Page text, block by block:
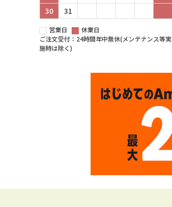
30
31
営業日
休業日
ご注文受付：24時間年中無休(メンテナンス等実
施時は除く)